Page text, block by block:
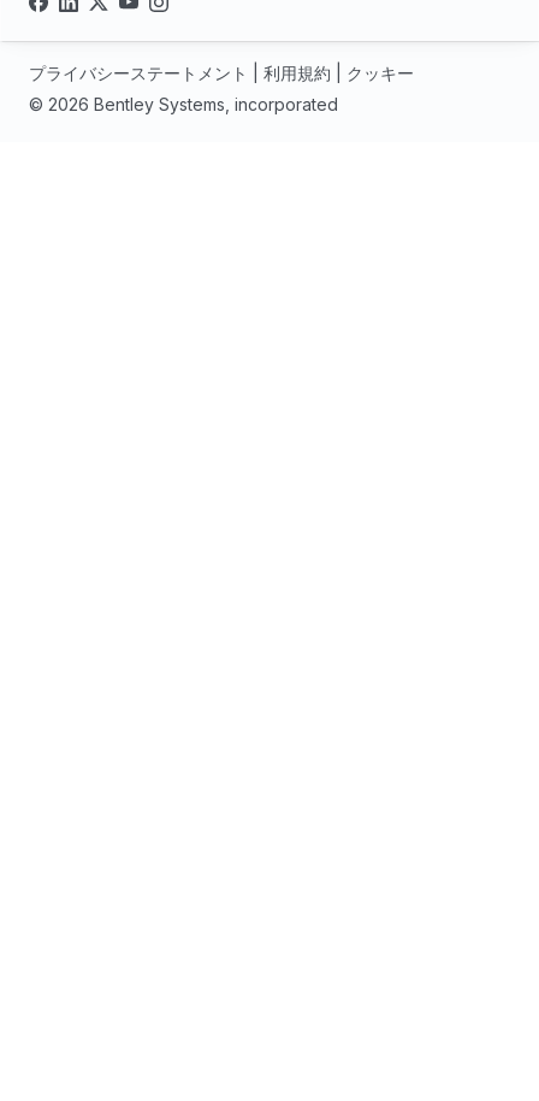
© 2026 Bentley Systems, incorporated
プライバシーステートメント 利用規約 クッキー